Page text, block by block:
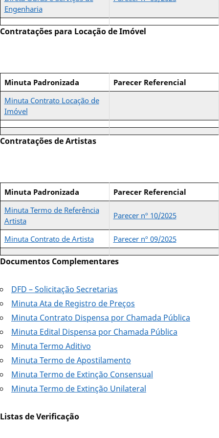
Engenharia
Contratações para Locação de Imóvel
Minuta Padronizada
Parecer Referencial
Minuta Contrato Locação de
Imóvel
Contratações de Artistas
Minuta Padronizada
Parecer Referencial
Minuta Termo de Referência
Artista
Parecer nº 10/2025
Minuta Contrato de Artista Parecer nº 09/2025
Documentos Complementares
DFD – Solicitação Secretarias
Minuta Ata de Registro de Preços
Minuta Contrato Dispensa por Chamada Pública
Minuta Edital Dispensa por Chamada Pública
Minuta Termo Aditivo
Minuta Termo de Apostilamento
Minuta Termo de Extinção Consensual
Minuta Termo de Extinção Unilateral
Listas de Verificação